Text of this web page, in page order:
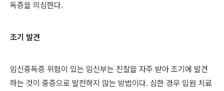
독증을 의심한다.
조기 발견
임신중독증 위험이 있는 임신부는 진찰을 자주 받아 조기에 발견
하는 것이 중증으로 발전하지 않는 방법이다. 심한 경우 입원 치료